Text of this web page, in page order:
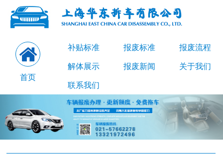
首页
补贴标准 报废标准
报废流程
解体展示
报废新闻
关于我们
联系我们